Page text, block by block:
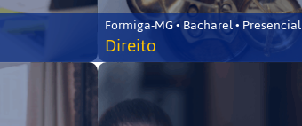
Formiga-MG • Bacharel • Presencial
Direito